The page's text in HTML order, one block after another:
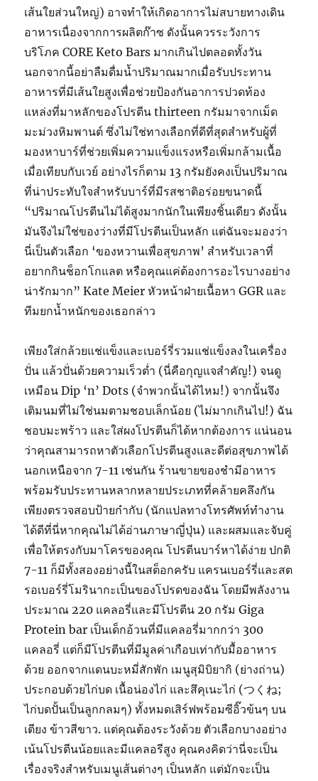
เส้นใยส่วนใหญ่) อาจทำให้เกิดอาการไม่สบายทางเดิน
อาหารเนื่องจากการผลิตก๊าซ ดังนั้นควรระวังการ
บริโภค CORE Keto Bars มากเกินไปตลอดทั้งวัน
นอกจากนี้อย่าลืมดื่มน้ำปริมาณมากเมื่อรับประทาน
อาหารที่มีเส้นใยสูงเพื่อช่วยป้องกันอาการปวดท้อง
แหล่งที่มาหลักของโปรตีน thirteen กรัมมาจากเม็ด
มะม่วงหิมพานต์ ซึ่งไม่ใช่ทางเลือกที่ดีที่สุดสำหรับผู้ที่
มองหาบาร์ที่ช่วยเพิ่มความแข็งแรงหรือเพิ่มกล้ามเนื้อ
เมื่อเทียบกับเวย์ อย่างไรก็ตาม 13 กรัมยังคงเป็นปริมาณ
ที่น่าประทับใจสำหรับบาร์ที่มีรสชาติอร่อยขนาดนี้
“ปริมาณโปรตีนไม่ได้สูงมากนักในเพียงชิ้นเดียว ดังนั้น
มันจึงไม่ใช่ของว่างที่มีโปรตีนเป็นหลัก แต่ฉันจะมองว่า
นี่เป็นตัวเลือก ‘ของหวานเพื่อสุขภาพ’ สำหรับเวลาที่
อยากกินช็อกโกแลต หรือคุณแค่ต้องการอะไรบางอย่าง
น่ารักมาก” Kate Meier หัวหน้าฝ่ายเนื้อหา GGR และ
ทีมยกน้ำหนักของเธอกล่าว
เพียงใส่กล้วยแช่แข็งและเบอร์รี่รวมแช่แข็งลงในเครื่อง
ปั่น แล้วปั่นด้วยความเร็วต่ำ (นี่คือกุญแจสำคัญ!) จนดู
เหมือน Dip ‘n’ Dots (จำพวกนั้นได้ไหม!) จากนั้นจึง
เติมนมที่ไม่ใช่นมตามชอบเล็กน้อย (ไม่มากเกินไป!) ฉัน
ชอบมะพร้าว และใส่ผงโปรตีนก็ได้หากต้องการ แน่นอน
ว่าคุณสามารถหาตัวเลือกโปรตีนสูงและดีต่อสุขภาพได้
นอกเหนือจาก 7-11 เช่นกัน ร้านขายของชำมีอาหาร
พร้อมรับประทานหลากหลายประเภทที่คล้ายคลึงกัน
เพียงตรวจสอบป้ายกำกับ (นักแปลทางโทรศัพท์ทำงาน
ได้ดีที่นี่หากคุณไม่ได้อ่านภาษาญี่ปุ่น) และผสมและจับคู่
เพื่อให้ตรงกับมาโครของคุณ โปรตีนบาร์หาได้ง่าย ปกติ
7-11 ก็มีทั้งสองอย่างนี้ในสต็อกครับ แครนเบอร์รี่และสต
รอเบอร์รี่โมรินากะเป็นของโปรดของฉัน โดยมีพลังงาน
ประมาณ 220 แคลอรี่และมีโปรตีน 20 กรัม Giga
Protein bar เป็นเด็กอ้วนที่มีแคลอรี่มากกว่า 300
แคลอรี่ แต่ก็มีโปรตีนที่มีมูลค่าเกือบเท่ากับมื้ออาหาร
ด้วย ออกจากแดนบะหมี่สักพัก เมนูสุมิบิยากิ (ย่างถ่าน)
ประกอบด้วยไก่บด เนื้อน่องไก่ และสึคุเนะไก่ (つくね;
ไก่บดปั้นเป็นลูกกลมๆ) ทั้งหมดเสิร์ฟพร้อมซีอิ๊วข้นๆ บน
เตียง ข้าวสีขาว. แต่คุณต้องระวังด้วย ตัวเลือกบางอย่าง
เน้นโปรตีนน้อยและมีแคลอรีสูง คุณคงคิดว่านี่จะเป็น
เรื่องจริงสำหรับเมนูเส้นต่างๆ เป็นหลัก แต่มักจะเป็น